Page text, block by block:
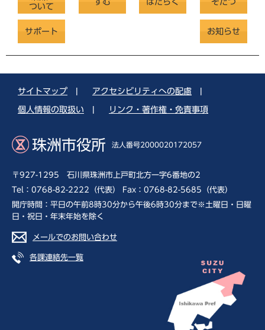
ついて
サポート お知らせ
サイトマップ アクセシビリティへの配慮
個人情報の取扱い リンク・著作権・免責事項
珠洲市役所 法人番号2000020172057
〒927-1295 石川県珠洲市上戸町北方一字6番地の2
Tel：0768-82-2222（代表） Fax：0768-82-5685（代表）
開庁時間：平日の午前8時30分から午後6時30分まで※土曜日・日曜
日・祝日・年末年始を除く
メールでのお問い合わせ
各課連絡先一覧